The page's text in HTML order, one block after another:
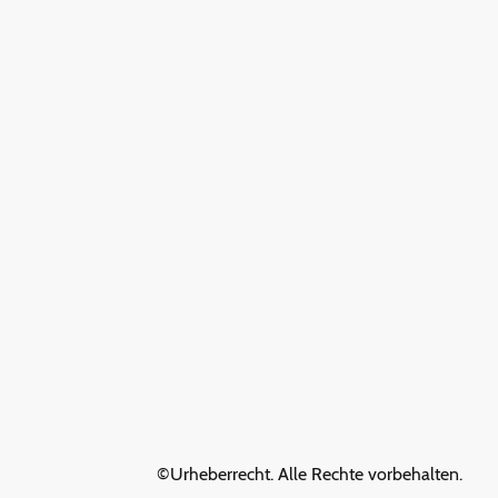
©Urheberrecht. Alle Rechte vorbehalten.